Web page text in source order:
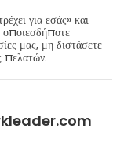
για εσάς» και
μας, μη διστάσετε
πελατών.